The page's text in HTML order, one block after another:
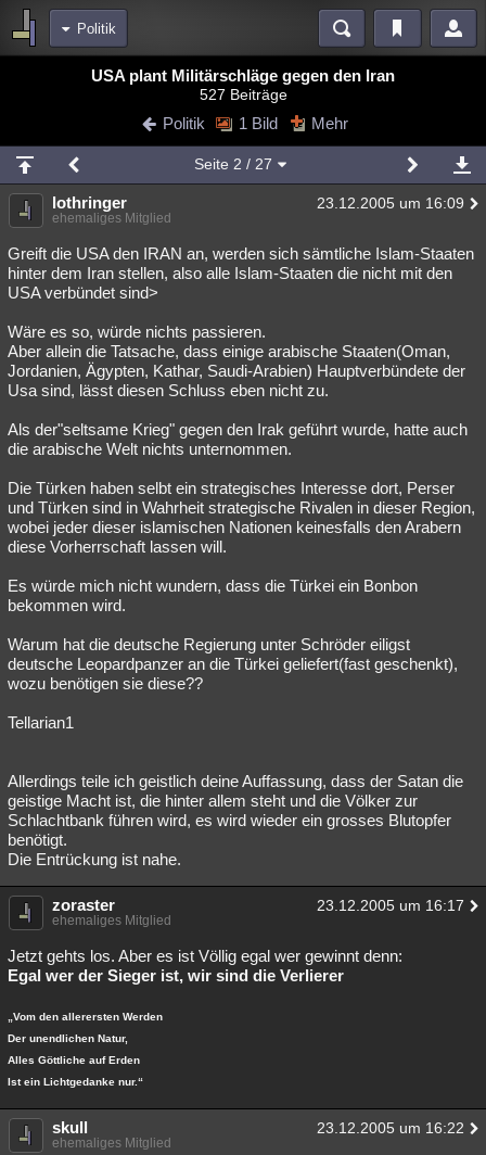
Politik
Blogs Videos
Chat Wiki Neuigkeiten
meine Rubriken
Menschen Wissenschaft Mystery Kriminalfälle
Spiritualität Verschwörungen Technologie Ufologie
Natur Umfragen
weitere Rubriken
Philosophie Träume Orte Esoterik Literatur
Astronomie Helpdesk Gruppen Gaming
Musik Clash Verbesserungen Allmystery
Besucht Teilgenommen Alle Neue Geschlossen
Lesenswert Schlüsselwörter
USA plant Militärschläge gegen den Iran
527 Beiträge
Politik 1 Bild Mehr
Seite 2 / 27
lothringer 23.12.2005 um 16:09
ehemaliges Mitglied
Greift die USA den IRAN an, werden sich sämtliche Islam-Staaten
hinter dem Iran stellen, also alle Islam-Staaten die nicht mit den
USA verbündet sind>
Wäre es so, würde nichts passieren.
Aber allein die Tatsache, dass einige arabische Staaten(Oman,
Jordanien, Ägypten, Kathar, Saudi-Arabien) Hauptverbündete der
Usa sind, lässt diesen Schluss eben nicht zu.
Als der"seltsame Krieg" gegen den Irak geführt wurde, hatte auch
die arabische Welt nichts unternommen.
Die Türken haben selbt ein strategisches Interesse dort, Perser
und Türken sind in Wahrheit strategische Rivalen in dieser Region,
wobei jeder dieser islamischen Nationen keinesfalls den Arabern
diese Vorherrschaft lassen will.
Es würde mich nicht wundern, dass die Türkei ein Bonbon
bekommen wird.
Warum hat die deutsche Regierung unter Schröder eiligst
deutsche Leopardpanzer an die Türkei geliefert(fast geschenkt),
wozu benötigen sie diese??
Tellarian1
Allerdings teile ich geistlich deine Auffassung, dass der Satan die
geistige Macht ist, die hinter allem steht und die Völker zur
Schlachtbank führen wird, es wird wieder ein grosses Blutopfer
benötigt.
Die Entrückung ist nahe.
zoraster 23.12.2005 um 16:17
ehemaliges Mitglied
Jetzt gehts los. Aber es ist Völlig egal wer gewinnt denn:
Egal wer der Sieger ist, wir sind die Verlierer
„Vom den allerersten Werden
Der unendlichen Natur,
Alles Göttliche auf Erden
Ist ein Lichtgedanke nur.“
skull 23.12.2005 um 16:22
ehemaliges Mitglied